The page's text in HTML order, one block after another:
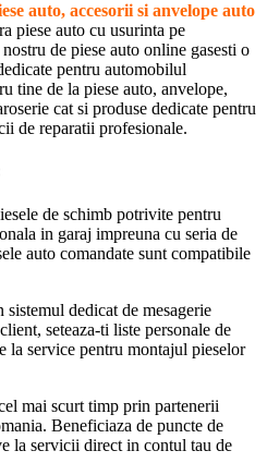
auto, accesorii si anvelope auto
piese auto cu usurinta pe
de piese auto online gasesti o
pentru automobilul
tine de la piese auto, anvelope,
cat si produse dedicate pentru
de reparatii profesionale.
de schimb potrivite pentru
in garaj impreuna cu seria de
auto comandate sunt compatibile
dedicat de mesagerie
seteaza-ti liste personale de
la service pentru montajul pieselor
mai scurt timp prin partenerii
Beneficiaza de puncte de
la servicii direct in contul tau de